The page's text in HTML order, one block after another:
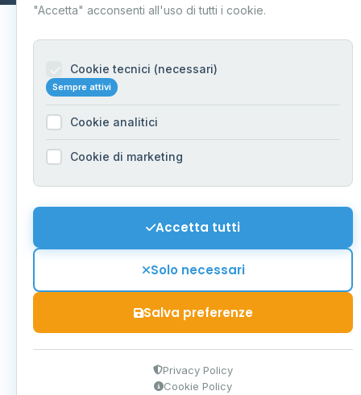
"Accetta" acconsenti all'uso di tutti i cookie.
Cookie tecnici (necessari)
Sempre attivi
Cookie analitici
Cookie di marketing
Accetta tutti
Solo necessari
Salva preferenze
Privacy Policy
Cookie Policy